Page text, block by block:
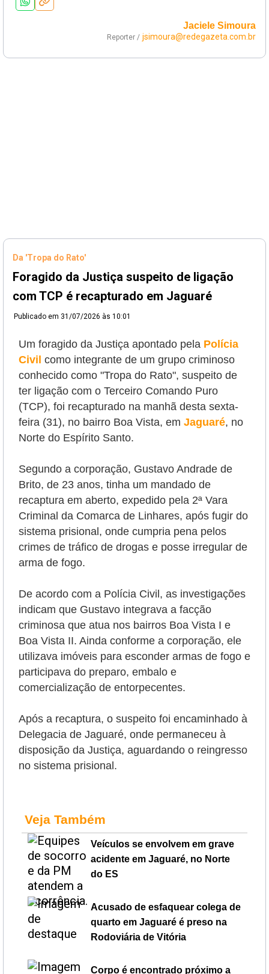
Jaciele Simoura
Reporter / jsimoura@redegazeta.com.br
Da 'Tropa do Rato'
Foragido da Justiça suspeito de ligação
com TCP é recapturado em Jaguaré
Publicado em 31/07/2026 às 10:01
Um foragido da Justiça apontado pela Polícia
Civil como integrante de um grupo criminoso
conhecido como "Tropa do Rato", suspeito de
ter ligação com o Terceiro Comando Puro
(TCP), foi recapturado na manhã desta sexta-
feira (31), no bairro Boa Vista, em Jaguaré, no
Norte do Espírito Santo.
Segundo a corporação, Gustavo Andrade de
Brito, de 23 anos, tinha um mandado de
recaptura em aberto, expedido pela 2ª Vara
Criminal da Comarca de Linhares, após fugir do
sistema prisional, onde cumpria pena pelos
crimes de tráfico de drogas e posse irregular de
arma de fogo.
De acordo com a Polícia Civil, as investigações
indicam que Gustavo integrava a facção
criminosa que atua nos bairros Boa Vista I e
Boa Vista II. Ainda conforme a corporação, ele
utilizava imóveis para esconder armas de fogo e
participava do preparo, embalo e
comercialização de entorpecentes.
Após a recaptura, o suspeito foi encaminhado à
Delegacia de Jaguaré, onde permaneceu à
disposição da Justiça, aguardando o reingresso
no sistema prisional.
Veja Também
Veículos se envolvem em grave
acidente em Jaguaré, no Norte
do ES
Acusado de esfaquear colega de
quarto em Jaguaré é preso na
Rodoviária de Vitória
Corpo é encontrado próximo a